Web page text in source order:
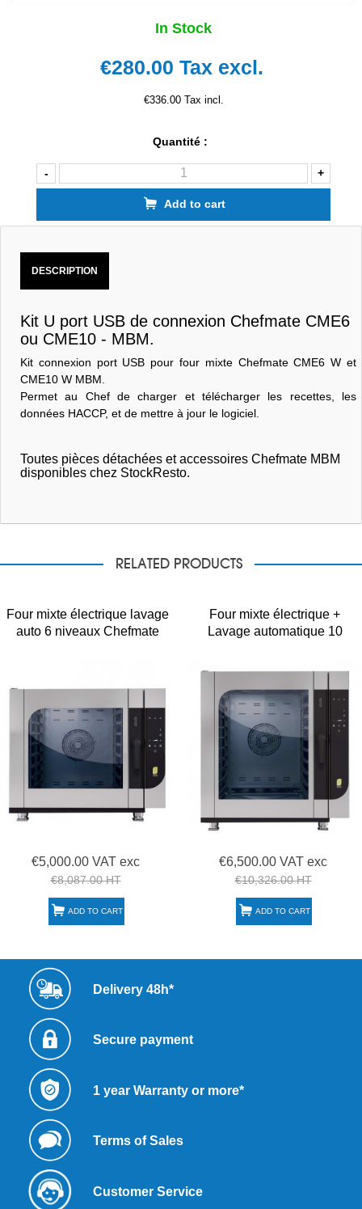
In Stock
€280.00Tax excl.
€336.00 Tax incl.
Quantité :
- +
Add to cart
DESCRIPTION
Kit U port USB de connexion Chefmate CME6
ou CME10 - MBM.
Kit connexion port USB pour four mixte Chefmate CME6 W et
CME10 W MBM.
Permet au Chef de charger et télécharger les recettes, les
données HACCP, et de mettre à jour le logiciel.
Toutes pièces détachées et accessoires Chefmate MBM
disponibles chez StockResto.
RELATED PRODUCTS
Four mixte électrique lavage
auto 6 niveaux Chefmate
€5,000.00 VAT exc
€8,087.00 HT
ADD TO CART
Four mixte électrique +
Lavage automatique 10
€6,500.00 VAT exc
€10,326.00 HT
ADD TO CART
Delivery 48h*
Secure payment
1 year Warranty or more*
Terms of Sales
Customer Service